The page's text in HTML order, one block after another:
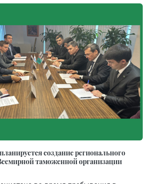
создание регионального
таможенной организации